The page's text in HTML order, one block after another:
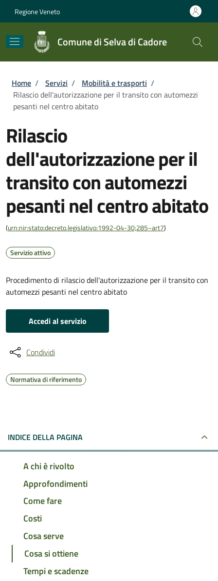
Regione Veneto
Comune di Selva di Cadore
Briciole di pane
Home / Servizi / Mobilità e trasporti /
Rilascio dell'autorizzazione per il transito con automezzi
pesanti nel centro abitato
Rilascio
dell'autorizzazione per il
transito con automezzi
pesanti nel centro abitato
(urn:nir:stato:decreto.legislativo:1992-04-30;285~art7)
Servizio attivo
Procedimento di rilascio dell'autorizzazione per il transito con
automezzi pesanti nel centro abitato
Accedi al servizio
Condividi
Normativa di riferimento
INDICE DELLA PAGINA
A chi è rivolto
Approfondimenti
Come fare
Costi
Cosa serve
Cosa si ottiene
Tempi e scadenze